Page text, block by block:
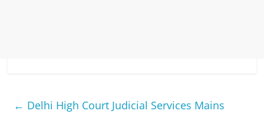
← Delhi High Court Judicial Services Mains